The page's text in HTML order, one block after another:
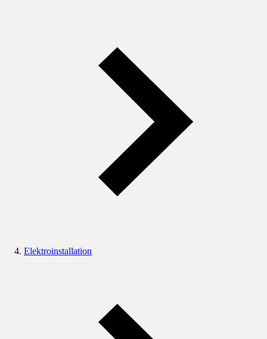
Elektroinstallation